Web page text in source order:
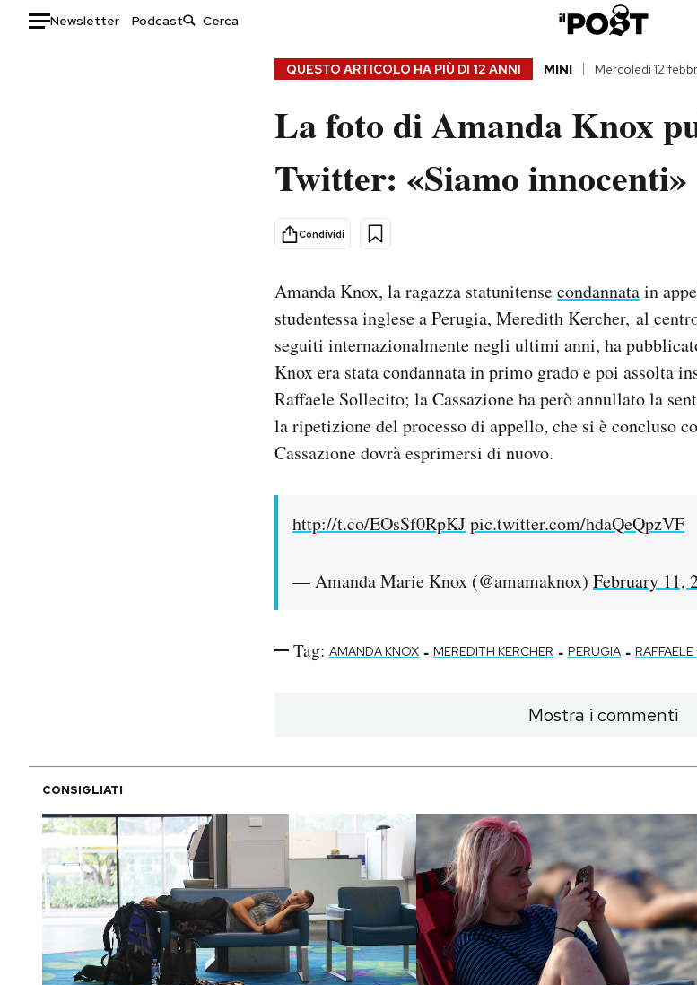
Newsletter Podcast
Storie/Idee
Ok Boomer!
Mondiali calcio 2026
Area Personale
Newsletter
Notifiche mobile
Regala il Post
Hai bisogno di aiuto?
Esci
QUESTO ARTICOLO HA PIÙ DI 12 ANNI MINI Mercoledì 12
La foto di Amanda Knox
Twitter: «Siamo innocenti»
Condividi
Amanda Knox, la ragazza statunitensecondannatain
studentessa inglese a Perugia, Meredith Kercher, al
seguiti internazionalmente negli ultimi anni, ha
Knox era stata condannata in primo grado e poi assolta
Raffaele Sollecito; la Cassazione ha però annullato la
la ripetizione del processo di appello, che si è concluso
Cassazione dovrà esprimersi di nuovo.
http://t.co/EOsSf0RpKJpic.twitter.com/hdaQeQpzVF
— Amanda Marie Knox (@amamaknox) February 11,
Tag: AMANDA KNOX - MEREDITH KERCHER - PERUGIA -
Mostra i commenti
CONSIGLIATI